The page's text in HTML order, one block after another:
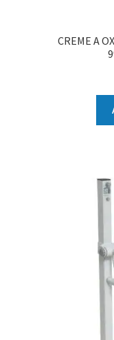
CREME A